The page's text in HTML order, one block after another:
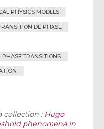
PHYSICS MODELS
DE PHASE
PHASE TRANSITIONS
collection : Hugo
phenomena in